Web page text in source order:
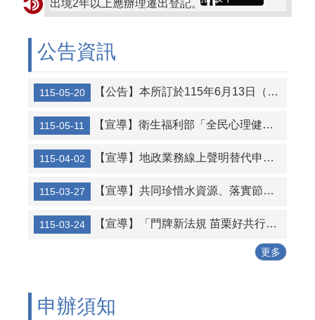
出境2年以上應辦理遷出登記。
內政部戶政司全球資訊網提供24小時全天候使用自然人憑證申請「線上申辦戶籍登記」作業，在家就可輕鬆上網申辦戶籍登記項目，省時又方便，歡迎民眾多加利用～～
公告資訊
115-05-20 【公告】本所訂於115年6月13日（星期六）辦理文康活動，是日暫停受理預約結婚登記，造成不便，敬請見諒～～
115-05-11 【宣導】衛生福利部「全民心理健康韌性計畫（2025-2030 年）」，提升民眾及政府機關對精神疾病正確認知
115-04-02 【宣導】地政業務線上聲明替代申辦印鑑證明措施
115-03-27 【宣導】共同珍惜水資源、落實節約用水
115-03-24 【宣導】「門牌新法規 苗栗好共行」宣導短片
更多
申辦須知